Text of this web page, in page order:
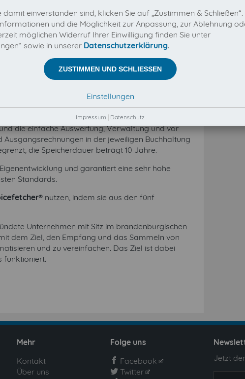
und Archivierung von digitalen Rechnungen:
und vollautomatisch Rechnungen aus Online-
und Unternehmer sparen dadurch Zeit, Geld und
sowie Dokumentenmanagementsoftware
ihren Mehrwert. So holt der Dienst nicht nur
Portalen ab, sondern liest mit invoicefetcher.email
aus. E-Mails, die die Rechnung als Text ohne
PDF-Dokumenten umgewandelt und zur
die einfache Auswertung, Verwaltung und vor
in der jeweiligen Buchhaltung
die Speicherdauer beträgt 10 Jahre.
und garantiert eine sehr hohe
Standards.
nutzen, indem sie aus den fünf
Unternehmen mit Sitz im brandenburgischen
dem Ziel, den Empfang und das Sammeln von
und zu vereinfachen. Das Ziel ist dabei
funktioniert.
Mehr
Kontakt
Über uns
Folge uns
facebook Facebook
twitter Twitter
Jetzt
damit einverstanden sind, klicken Sie auf „Zustimmen & Schließen“.
und die Möglichkeit zur Anpassung, zur Ablehnung
möglichen Widerruf Ihrer Einwilligung finden Sie unter
sowie in unserer Datenschutzerklärung.
ZUSTIMMEN UND SCHLIESSEN
Einstellungen
Impressum | Datenschutz